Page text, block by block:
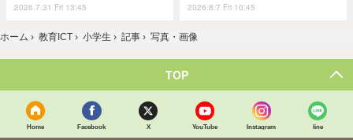
2026.7.31 Fri 13:45 2026.8.7 Fri 10:45
ホーム › 教育ICT › 小学生 › 記事 › 写真・画像
TOP
Home Facebook X YouTube Instagram line